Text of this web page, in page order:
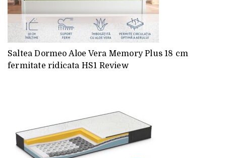
Saltea Dormeo Aloe Vera Memory Plus 18 cm
fermitate ridicata HS1 Review